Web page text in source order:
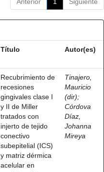
Título Autor(es)
Recubrimiento de
recesiones
gingivales clase I
y II de Miller
tratados con
injerto de tejido
conectivo
subepitelial (ICS)
y matriz dérmica
acelular en
Tinajero,
Mauricio
(dir);
Córdova
Díaz,
Johanna
Mireya